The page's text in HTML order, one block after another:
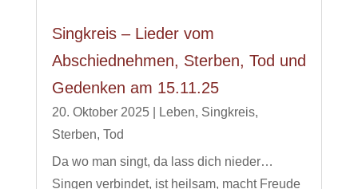
Singkreis – Lieder vom
Abschiednehmen, Sterben, Tod und
Gedenken am 15.11.25
20. Oktober 2025| Leben, Singkreis,
Sterben, Tod
Da wo man singt, da lass dich nieder…
Singen verbindet, ist heilsam, macht Freude